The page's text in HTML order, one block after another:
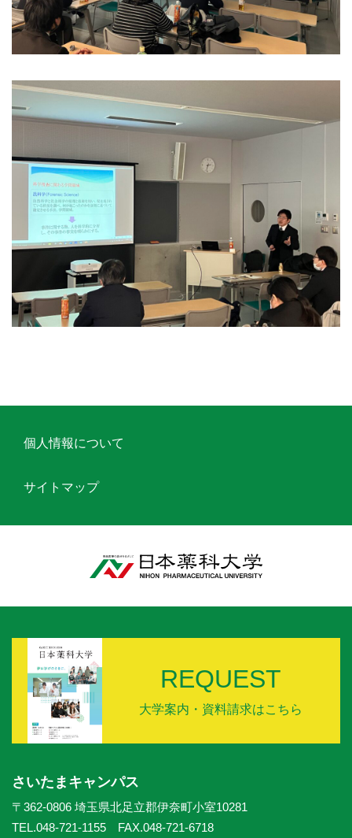
個人情報について
サイトマップ
REQUEST
大学案内・資料請求はこちら
さいたまキャンパス
〒362-0806 埼玉県北足立郡伊奈町小室10281
TEL.048-721-1155 FAX.048-721-6718